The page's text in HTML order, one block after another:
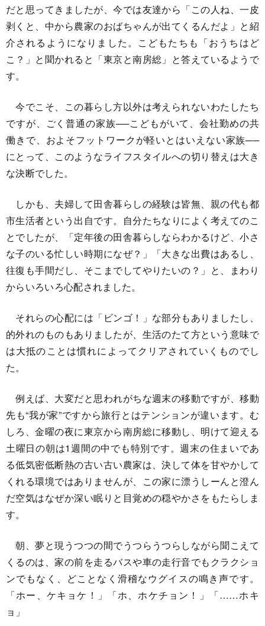
だと思ってきましたが、今では友達から「この人ね、一皮
剥くと、中から農家のおばちゃんが出てくるんだよ」と紹
介されるようになりました。こどもたちも「おうちはど
こ？」と聞かれると「東京と南房総」と答えているようで
す。
今でこそ、この暮らし方以外は考えられないわたしたち
ですが、ごく普通の家族──こどもがいて、会社勤めの共
働きで、およそフットワークが軽いとはいえない家族──
にとって、このようなライフスタイルへの切り替えは大き
な決断でした。
しかも、夫婦して田舎暮らしの経験は皆無、親の代も都
市生活者という出自です。自分たちなりによく考えてのこ
とでしたが、「定年後の田舎暮らしならわかるけど、小さ
な子のいる忙しい時期になぜ？」「大きな出費はあるし、
往復も手間だし、そこまでしてやりたいの？」と、まわり
からいろいろ心配されました。
それらの心配には「ビンゴ！」な部分もありましたし、
的外れのものもありましたが、生活のたて方という意味で
は大抵のことは慣れによってクリアされていくものでし
た。
例えば、大変だと思われがちな週末の移動ですが、移動
先も“我が家”ですから旅行とはテンションが違います。む
しろ、金曜の夜に東京から南房総に移動し、明けて迎える
土曜日の朝は1週間の中でも特別です。週末の住まいであ
る低気密低断熱の古い古い農家は、決して体を甘やかして
くれる環境ではありませんが、この家に漂うしーんと澄ん
だ空気はなぜか深い眠りと目覚めの穏やかさをもたらしま
す。
朝、夢と現うつつの間でうつらうつらしながら聞こえて
くるのは、家の前を走るバスや車の走行音でもクラクショ
ンでもなく、どことなく滑稽なウグイスの鳴き声です。
「ホー、ケキョケ！」「ホ、ホケチョン！」「……ホキ
ョ」